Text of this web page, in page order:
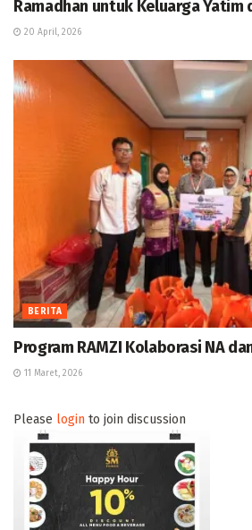
Ramadhan untuk Keluarga Yatim
20 April, 2026
BERITA
Program RAMZI Kolaborasi NA
11 Maret, 2026
Please login to join discussion